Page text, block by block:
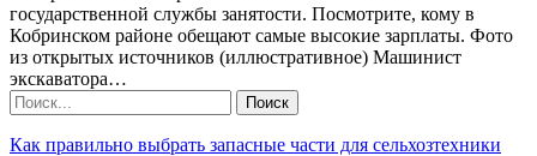
государственной службы занятости. Посмотрите, кому в
Кобринском районе обещают самые высокие зарплаты. Фото
из открытых источников (иллюстративное) Машинист
экскаватора…
Как правильно выбрать запасные части для сельхозтехники